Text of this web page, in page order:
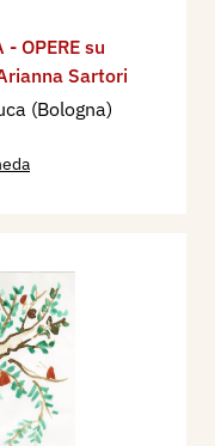
- OPERE su
Sartori
(Bologna)